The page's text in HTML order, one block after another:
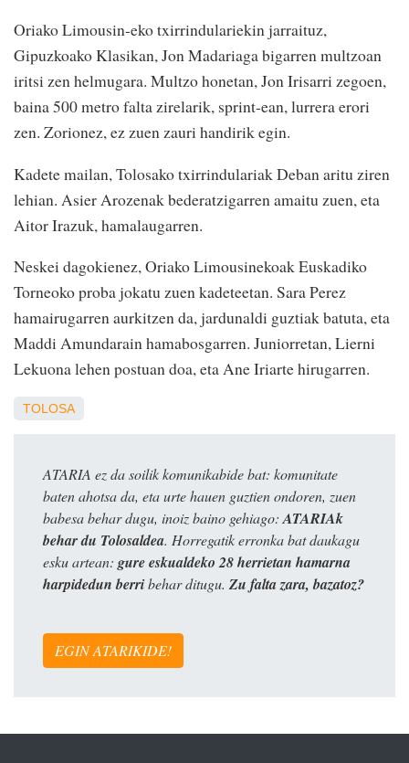
Oriako Limousin-eko txirrindulariekin jarraituz,
Gipuzkoako Klasikan, Jon Madariaga bigarren multzoan
iritsi zen helmugara. Multzo honetan, Jon Irisarri zegoen,
baina 500 metro falta zirelarik, sprint-ean, lurrera erori
zen. Zorionez, ez zuen zauri handirik egin.
Kadete mailan, Tolosako txirrindulariak Deban aritu ziren
lehian. Asier Arozenak bederatzigarren amaitu zuen, eta
Aitor Irazuk, hamalaugarren.
Neskei dagokienez, Oriako Limousinekoak Euskadiko
Torneoko proba jokatu zuen kadeteetan. Sara Perez
hamairugarren aurkitzen da, jardunaldi guztiak batuta, eta
Maddi Amundarain hamabosgarren. Juniorretan, Lierni
Lekuona lehen postuan doa, eta Ane Iriarte hirugarren.
TOLOSA
ATARIA ez da soilik komunikabide bat: komunitate
baten ahotsa da, eta urte hauen guztien ondoren, zuen
babesa behar dugu, inoiz baino gehiago: ATARIAk
behar du Tolosaldea. Horregatik erronka bat daukagu
esku artean: gure eskualdeko 28 herrietan hamarna
harpidedun berribehar ditugu. Zu falta zara, bazatoz?
EGIN ATARIKIDE!